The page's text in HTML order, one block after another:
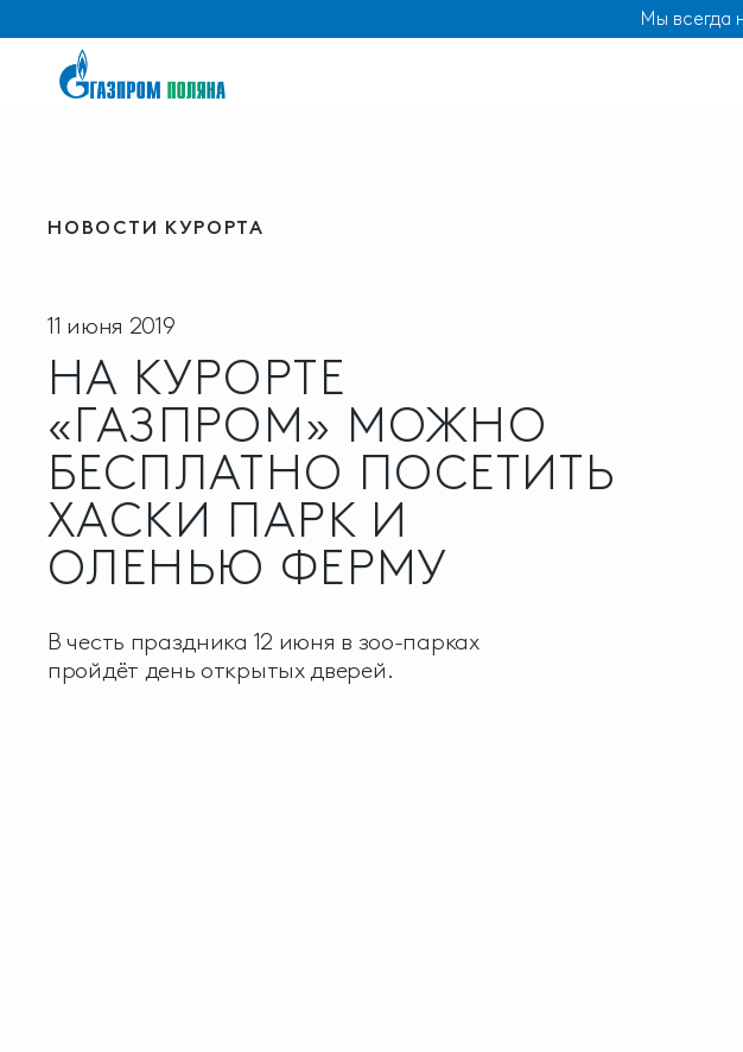
Мы всегда
НОВОСТИ КУРОРТА
11 июня 2019
НА КУРОРТЕ
«ГАЗПРОМ» МОЖНО
БЕСПЛАТНО ПОСЕТИТЬ
ХАСКИ ПАРК И
ОЛЕНЬЮ ФЕРМУ
В честь праздника 12 июня в зоо-парках
пройдёт день открытых дверей.